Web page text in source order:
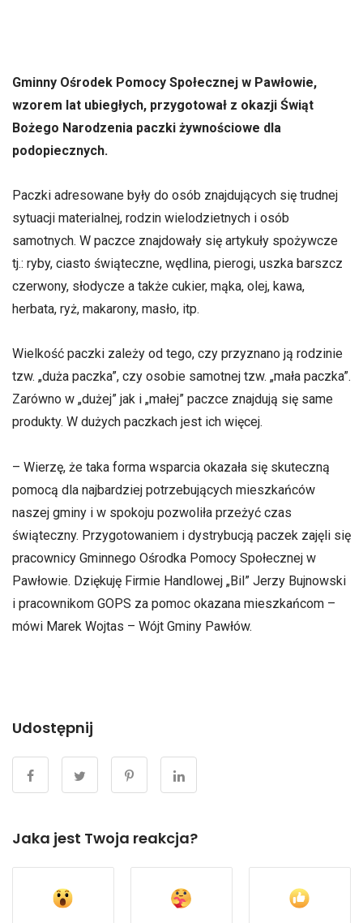
Gminny Ośrodek Pomocy Społecznej w Pawłowie,
wzorem lat ubiegłych, przygotował z okazji Świąt
Bożego Narodzenia paczki żywnościowe dla
podopiecznych.
Paczki adresowane były do osób znajdujących się trudnej
sytuacji materialnej, rodzin wielodzietnych i osób
samotnych. W paczce znajdowały się artykuły spożywcze
tj.: ryby, ciasto świąteczne, wędlina, pierogi, uszka barszcz
czerwony, słodycze a także cukier, mąka, olej, kawa,
herbata, ryż, makarony, masło, itp.
Wielkość paczki zależy od tego, czy przyznano ją rodzinie
tzw. „duża paczka”, czy osobie samotnej tzw. „mała paczka”.
Zarówno w „dużej” jak i „małej” paczce znajdują się same
produkty. W dużych paczkach jest ich więcej.
– Wierzę, że taka forma wsparcia okazała się skuteczną
pomocą dla najbardziej potrzebujących mieszkańców
naszej gminy i w spokoju pozwoliła przeżyć czas
świąteczny. Przygotowaniem i dystrybucją paczek zajęli się
pracownicy Gminnego Ośrodka Pomocy Społecznej w
Pawłowie. Dziękuję Firmie Handlowej „Bil” Jerzy Bujnowski
i pracownikom GOPS za pomoc okazana mieszkańcom –
mówi Marek Wojtas – Wójt Gminy Pawłów.
Udostępnij
Jaka jest Twoja reakcja?